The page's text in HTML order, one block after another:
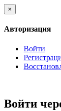
×
Авторизация
Войти
Войти